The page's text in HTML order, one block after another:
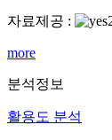
자료제공 :
more
분석정보
활용도 분석